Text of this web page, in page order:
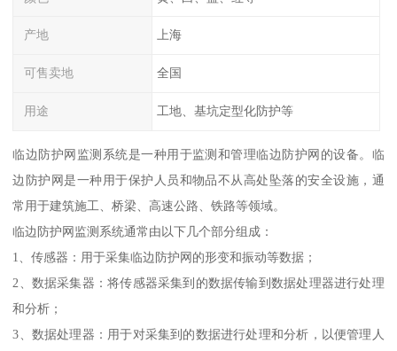
产地 上海
可售卖地 全国
用途 工地、基坑定型化防护等
临边防护网监测系统是一种用于监测和管理临边防护网的设备。临
边防护网是一种用于保护人员和物品不从高处坠落的安全设施，通
常用于建筑施工、桥梁、高速公路、铁路等领域。
临边防护网监测系统通常由以下几个部分组成：
1、传感器：用于采集临边防护网的形变和振动等数据；
2、数据采集器：将传感器采集到的数据传输到数据处理器进行处理
和分析；
3、数据处理器：用于对采集到的数据进行处理和分析，以便管理人